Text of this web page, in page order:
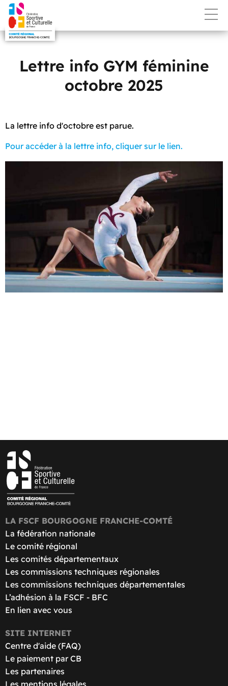
Lettre info GYM féminine
octobre 2025
La lettre info d'octobre est parue.
Pour accéder à la lettre info, cliquer sur le lien.
LA FSCF BOURGOGNE FRANCHE-COMTÉ
La fédération nationale
Le comité régional
Les comités départementaux
Les commissions techniques régionales
Les commissions techniques départementales
L’adhésion à la FSCF - BFC
En lien avec vous
SITE INTERNET
Centre d'aide (FAQ)
Le paiement par CB
Les partenaires
Les mentions légales